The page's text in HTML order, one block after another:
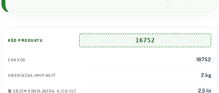
KÓD PRODUKTU 16752
EAN KÓD 16752
ORIENTAČNÁ HMOTNOSŤ 2 kg
🗑️ OBJEM KONTAJNERA: K/CO/CLT 2,5 lit